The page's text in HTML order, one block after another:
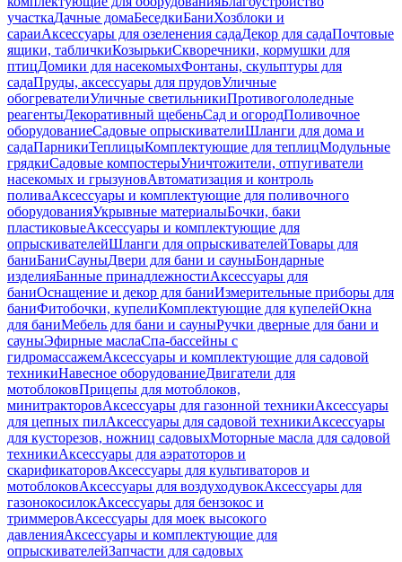
участкаДачные домаБеседкиБаниХозблоки и
сараиАксессуары для озеленения садаДекор для садаПочтовые
ящики, табличкиКозырькиСкворечники, кормушки для
птицДомики для насекомыхФонтаны, скульптуры для
садаПруды, аксессуары для прудовУличные
обогревателиУличные светильникиПротивогололедные
реагентыДекоративный щебеньСад и огородПоливочное
оборудованиеСадовые опрыскивателиШланги для дома и
садаПарникиТеплицыКомплектующие для теплицМодульные
грядкиСадовые компостерыУничтожители, отпугиватели
насекомых и грызуновАвтоматизация и контроль
поливаАксессуары и комплектующие для поливочного
оборудованияУкрывные материалыБочки, баки
пластиковыеАксессуары и комплектующие для
опрыскивателейШланги для опрыскивателейТовары для
баниБаниСауныДвери для бани и сауныБондарные
изделияБанные принадлежностиАксессуары для
баниОснащение и декор для баниИзмерительные приборы для
баниФитобочки, купелиКомплектующие для купелейОкна
для баниМебель для бани и сауныРучки дверные для бани и
сауныЭфирные маслаСпа-бассейны с
гидромассажемАксессуары и комплектующие для садовой
техникиНавесное оборудованиеДвигатели для
мотоблоковПрицепы для мотоблоков,
минитракторовАксессуары для газонной техникиАксессуары
для цепных пилАксессуары для садовой техникиАксессуары
для кусторезов, ножниц садовыхМоторные масла для садовой
техникиАксессуары для аэратоторов и
скарификаторовАксессуары для культиваторов и
мотоблоковАксессуары для воздуходувокАксессуары для
газонокосилокАксессуары для бензокос и
триммеровАксессуары для моек высокого
давленияАксессуары и комплектующие для
опрыскивателейЗапчасти для садовых